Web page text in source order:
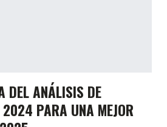
DEL ANÁLISIS DE
2024 PARA UNA MEJOR